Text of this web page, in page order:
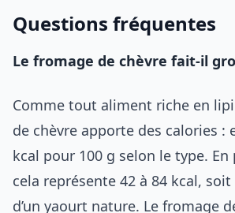
Questions fréquentes
Le fromage de chèvre fait-il
Comme tout aliment riche en
de chèvre apporte des calories :
kcal pour 100 g selon le type.
cela représente 42 à 84 kcal, soit
d’un yaourt nature. Le fromage